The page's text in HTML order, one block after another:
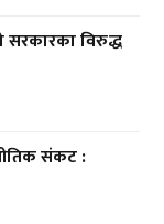
सरकारका विरुद्ध
संकट :